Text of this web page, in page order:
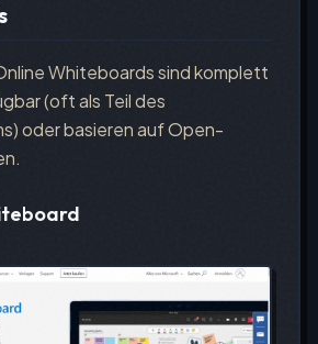
Whiteboards sind komplett
(oft als Teil des
oder basieren auf Open-